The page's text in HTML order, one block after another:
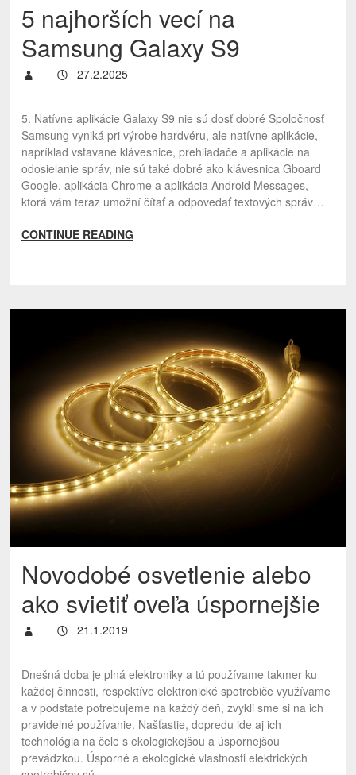
5 najhorších vecí na
Samsung Galaxy S9
27.2.2025
5. Natívne aplikácie Galaxy S9 nie sú dosť dobré Spoločnosť
Samsung vyniká pri výrobe hardvéru, ale natívne aplikácie,
napríklad vstavané klávesnice, prehliadače a aplikácie na
odosielanie správ, nie sú také dobré ako klávesnica Gboard
Google, aplikácia Chrome a aplikácia Android Messages,
ktorá vám teraz umožní čítať a odpovedať textových správ…
CONTINUE READING
Novodobé osvetlenie alebo
ako svietiť oveľa úspornejšie
21.1.2019
Dnešná doba je plná elektroniky a tú používame takmer ku
každej činnosti, respektíve elektronické spotrebiče využívame
a v podstate potrebujeme na každý deň, zvykli sme si na ich
pravidelné používanie. Našťastie, dopredu ide aj ich
technológia na čele s ekologickejšou a úspornejšou
prevádzkou. Úsporné a ekologické vlastnosti elektrických